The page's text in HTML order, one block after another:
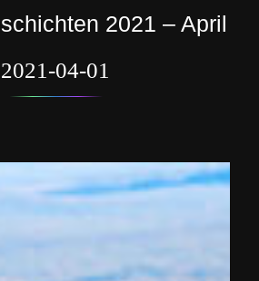
2021 – April
2021-04-01